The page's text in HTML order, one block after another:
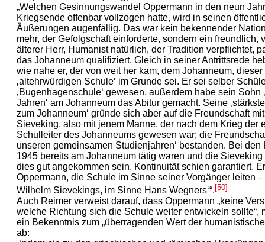
„Welchen Gesinnungswandel Oppermann in den neun
Kriegsende offenbar vollzogen hatte, wird in seinen
Äußerungen augenfällig. Das war kein bekennender
mehr, der Gefolgschaft einforderte, sondern ein freundlich,
älterer Herr, Humanist natürlich, der Tradition verpflichtet,
das Johanneum qualifiziert. Gleich in seiner Antrittsrede
wie nahe er, der von weit her kam, dem Johanneum, dieser
‚altehrwürdigen Schule‘ im Grunde sei. Er sei selber
‚Bugenhagenschule‘ gewesen, außerdem habe sein Sohn
Jahren‘ am Johanneum das Abitur gemacht. Seine
zum Johanneum‘ gründe sich aber auf die Freundschaft
Sieveking, also mit jenem Manne, der nach dem Krieg der
Schulleiter des Johanneums gewesen war; die
unseren gemeinsamen Studienjahren‘ bestanden. Bei den
1945 bereits am Johanneum tätig waren und die
dies gut angekommen sein. Kontinuität schien garantiert.
Oppermann, die Schule im Sinne seiner Vorgänger leiten
Wilhelm Sievekings, im Sinne Hans Wegners‘“.[50]
Auch Reimer verweist darauf, dass Oppermann „keine
welche Richtung sich die Schule weiter entwickeln sollte“,
ein Bekenntnis zum „überragenden Wert der
ab: